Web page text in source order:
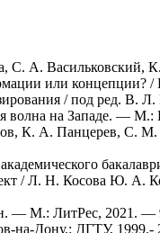
С. А.
или
/ под ред.
волна на Западе. —
К. А. Панцерев, С. М.
/ Л. Н. Косова Ю.
— М.: ЛитРес, 2021. —
на-Дону.: ДГТУ, 1999.-